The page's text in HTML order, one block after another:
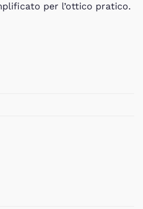
per l’ottico pratico.